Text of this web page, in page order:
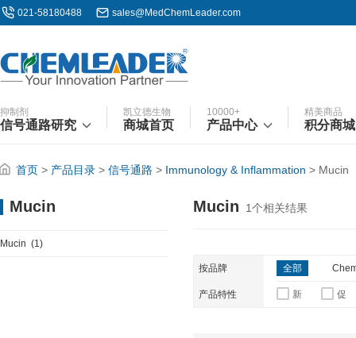
021-58180488 sales@MedChemLeader.com
抑制剂
信号通路研究
凯立德生物
商城首页
10000+
产品中心
精美商品
积分商城
首页 > 产品目录 > 信号通路 > Immunology & Inflammation > Mucin
Mucin
Mucin (1)
Mucin 1个相关结果
按品牌 全部
产品特性 新 促